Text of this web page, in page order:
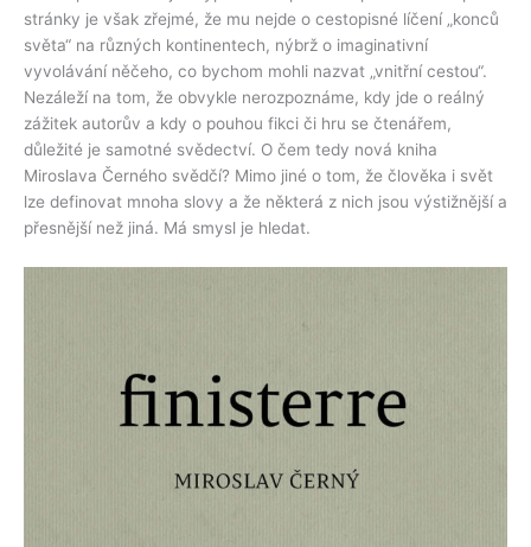
stránky je však zřejmé, že mu nejde o cestopisné líčení „konců
světa“ na různých kontinentech, nýbrž o imaginativní
vyvolávání něčeho, co bychom mohli nazvat „vnitřní cestou“.
Nezáleží na tom, že obvykle nerozpoznáme, kdy jde o reálný
zážitek autorův a kdy o pouhou fikci či hru se čtenářem,
důležité je samotné svědectví. O čem tedy nová kniha
Miroslava Černého svědčí? Mimo jiné o tom, že člověka i svět
lze definovat mnoha slovy a že některá z nich jsou výstižnější a
přesnější než jiná. Má smysl je hledat.